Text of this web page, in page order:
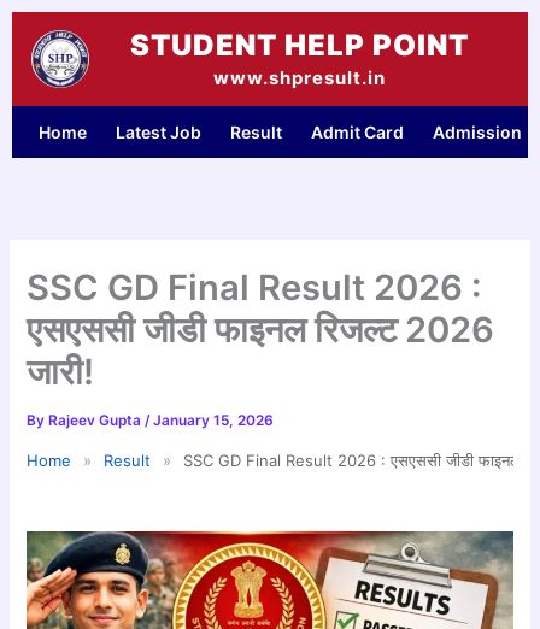
Skip
content
STUDENT HELP POINT
www.shpresult.in
Home Latest Job Result Admit Card Admission
SSC GD Final Result 2026 :
एसएससी जीडी फाइनल रिजल्ट 2026
जारी!
By Rajeev Gupta/January 15, 2026
Home » Result » SSC GD Final Result 2026 : एसएससी जीडी फाइनल